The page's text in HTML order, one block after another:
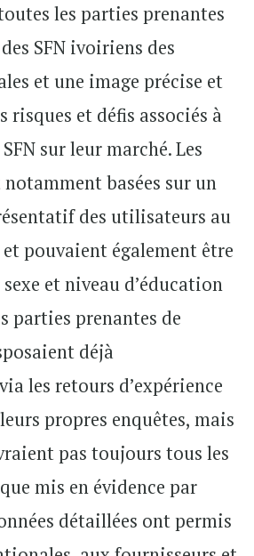
les parties prenantes
SFN ivoiriens des
et une image précise et
risques et défis associés à
sur leur marché. Les
basées sur un
des utilisateurs au
pouvaient également être
sexe et niveau d’éducation
parties prenantes de
déjà
les retours d’expérience
propres enquêtes, mais
pas toujours tous les
mis en évidence par
détaillées ont permis